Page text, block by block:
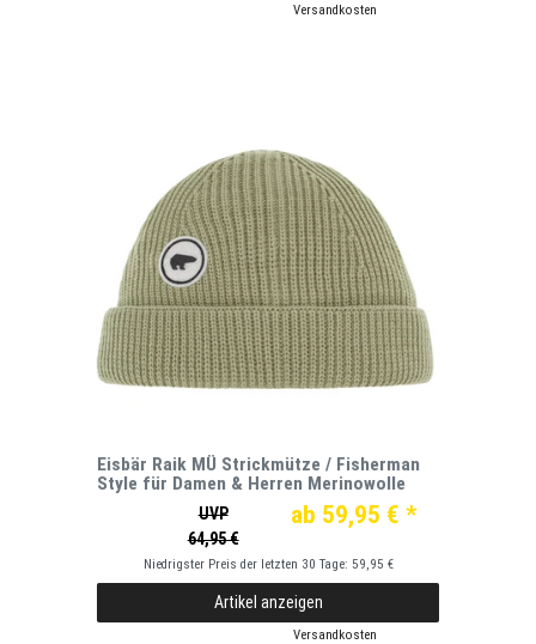
Versandkosten
Eisbär Raik MÜ Strickmütze / Fisherman
Style für Damen & Herren Merinowolle
UVP
64,95 €
ab 59,95 € *
Niedrigster Preis der letzten 30 Tage: 59,95 €
Artikel anzeigen
Versandkosten